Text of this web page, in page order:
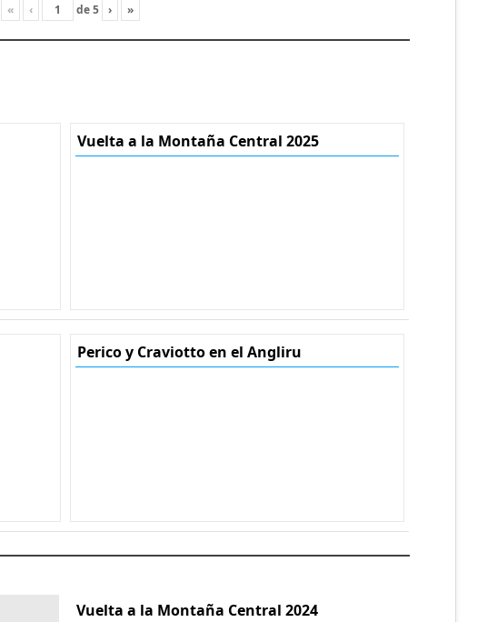
« ‹ de5 › »
Vuelta a la Montaña Central 2025
Perico y Craviotto en el Angliru
Vuelta a la Montaña Central 2024